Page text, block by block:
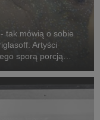
- tak mówią o sobie
Artyści
sporą porcją